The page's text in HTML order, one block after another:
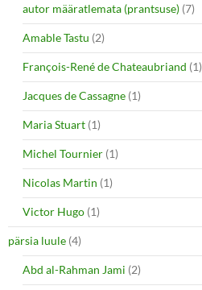
autor määratlemata (prantsuse) (7)
Amable Tastu (2)
François-René de Chateaubriand (1)
Jacques de Cassagne (1)
Maria Stuart (1)
Michel Tournier (1)
Nicolas Martin (1)
Victor Hugo (1)
pärsia luule (4)
Abd al-Rahman Jami (2)